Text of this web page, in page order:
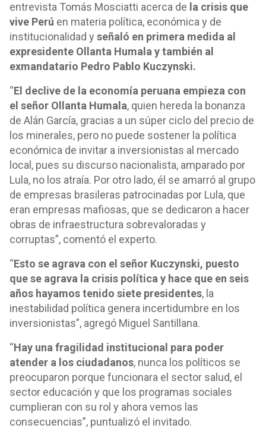
entrevista Tomás Mosciatti acerca de la crisis que
vive Perú en materia política, económica y de
institucionalidad y señaló en primera medida al
expresidente Ollanta Humala y también al
exmandatario Pedro Pablo Kuczynski.
“El declive de la economía peruana empieza con
el señor Ollanta Humala, quien hereda la bonanza
de Alán García, gracias a un súper ciclo del precio de
los minerales, pero no puede sostener la política
económica de invitar a inversionistas al mercado
local, pues su discurso nacionalista, amparado por
Lula, no los atraía. Por otro lado, él se amarró al grupo
de empresas brasileras patrocinadas por Lula, que
eran empresas mafiosas, que se dedicaron a hacer
obras de infraestructura sobrevaloradas y
corruptas”, comentó el experto.
“Esto se agrava con el señor Kuczynski, puesto
que se agrava la crisis política y hace que en seis
años hayamos tenido siete presidentes, la
inestabilidad política genera incertidumbre en los
inversionistas”, agregó Miguel Santillana.
“Hay una fragilidad institucional para poder
atender a los ciudadanos, nunca los políticos se
preocuparon porque funcionara el sector salud, el
sector educación y que los programas sociales
cumplieran con su rol y ahora vemos las
consecuencias”, puntualizó el invitado.